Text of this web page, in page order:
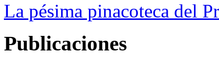
La pésima pinacoteca del
Publicaciones